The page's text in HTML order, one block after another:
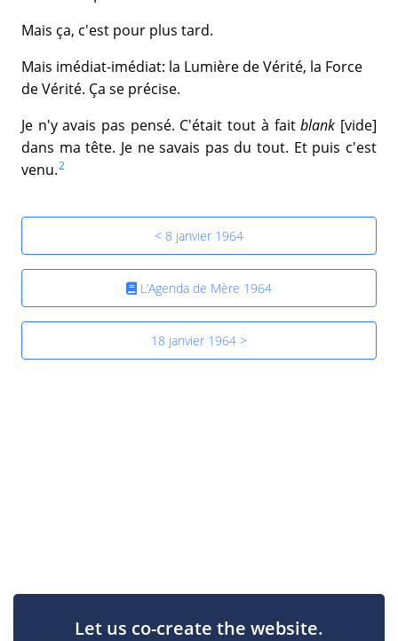
Mais ça, c'est pour plus tard.
Mais imédiat-imédiat: la Lumière de Vérité, la Force
de Vérité. Ça se précise.
Je n'y avais pas pensé. C'était tout à faitblank [vide]
dans ma tête. Je ne savais pas du tout. Et puis c'est
venu.2
< 8 janvier 1964
L’Agenda de Mère 1964
18 janvier 1964 >
Let us co-create the website.